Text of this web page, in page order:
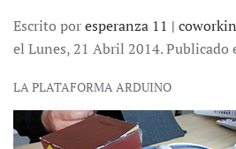
Escrito poresperanza 11 |
el Lunes, 21 Abril 2014. Publicado
LA PLATAFORMA ARDUINO